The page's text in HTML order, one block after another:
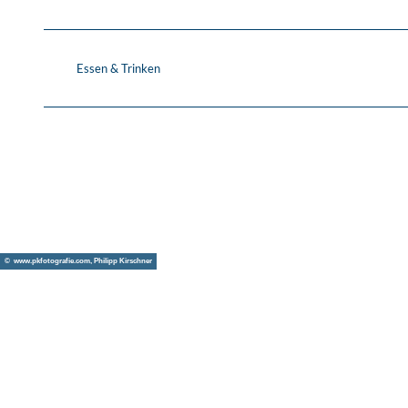
Essen & Trinken
© www.pkfotografie.com, Philipp Kirschner